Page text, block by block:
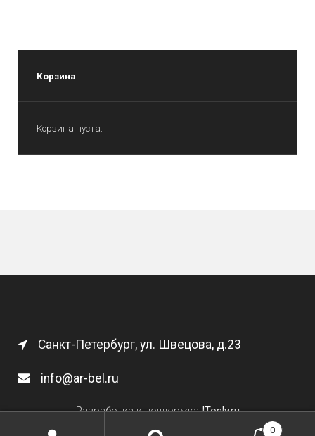
Корзина
Корзина пуста.
Санкт-Петербург, ул. Швецова, д.23
info@ar-bel.ru
Разработка и поддержкаITonly.ru
0